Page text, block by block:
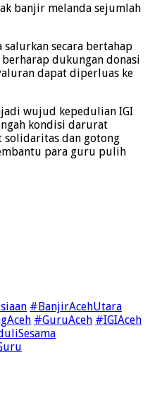
banjir melanda sejumlah
secara bertahap
dukungan donasi
dapat diperluas ke
wujud kepedulian IGI
kondisi darurat
solidaritas dan gotong
para guru pulih
#BanjirAcehUtara
#GuruAceh #IGIAceh